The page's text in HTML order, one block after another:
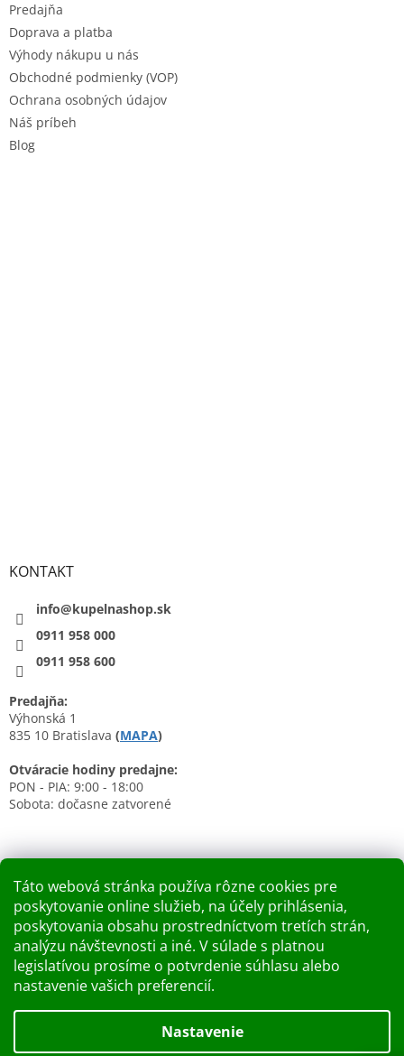
Táto webová stránka používa rôzne cookies pre
poskytovanie online služieb, na účely prihlásenia,
poskytovania obsahu prostredníctvom tretích strán,
analýzu návštevnosti a iné. V súlade s platnou
legislatívou prosíme o potvrdenie súhlasu alebo
nastavenie vašich preferencií.
Nastavenie
Predajňa
Doprava a platba
Výhody nákupu u nás
Obchodné podmienky (VOP)
Ochrana osobných údajov
Náš príbeh
Blog
KONTAKT
info@kupelnashop.sk
0911 958 000
0911 958 600
Predajňa:
Výhonská 1
835 10 Bratislava (MAPA)
Otváracie hodiny predajne:
PON - PIA: 9:00 - 18:00
Sobota: dočasne zatvorené
Nákupný košík
0KS / 0 €